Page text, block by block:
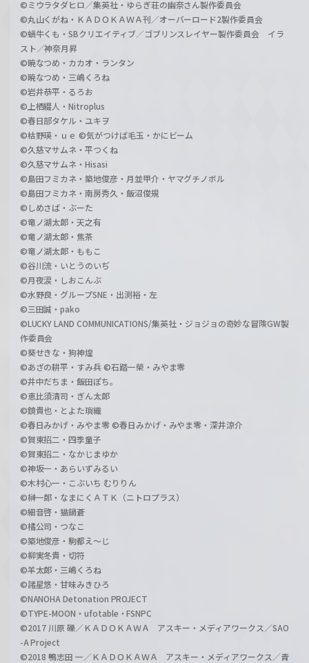
©ミウラタダヒロ／集英社・ゆらぎ荘の幽奈さん製作委員会
©丸山くがね・ＫＡＤＯＫＡＷＡ刊／オーバーロード2製作委員会
©蝸牛くも・SBクリエイティブ／ゴブリンスレイヤー製作委員会 イラ
スト／神奈月昇
©暁なつめ・カカオ・ランタン
©暁なつめ・三嶋くろね
©岩井恭平・るろお
©上栖綴人・Nitroplus
©春日部タケル・ユキヲ
©枯野瑛・ｕｅ ©気がつけば毛玉・かにビーム
©久慈マサムネ・平つくね
©久慈マサムネ・Hisasi
©島田フミカネ・築地俊彦・月並甲介・ヤマグチノボル
©島田フミカネ・南房秀久・飯沼俊規
©しめさば・ぶーた
©竜ノ湖太郎・天之有
©竜ノ湖太郎・焦茶
©竜ノ湖太郎・ももこ
©谷川流・いとうのいぢ
©月夜涙・しおこんぶ
©水野良・グループSNE・出渕裕・左
©三田誠・pako
©LUCKY LAND COMMUNICATIONS/集英社・ジョジョの奇妙な冒険GW製
作委員会
©葵せきな・狗神煌
©あざの耕平・すみ兵 ©石踏一榮・みやま零
©井中だちま・飯田ぽち。
©恵比須清司・ぎん太郎
©鏡貴也・とよた瑣織
©春日みかげ・みやま零 ©春日みかげ・みやま零・深井涼介
©賀東招二・四季童子
©賀東招二・なかじまゆか
©神坂一・あらいずみるい
©木村心一・こぶいち むりりん
©榊一郎・なまにくＡＴＫ（ニトロプラス）
©細音啓・猫鍋蒼
©橘公司・つなこ
©築地俊彦・駒都え～じ
©柳実冬貴・切符
©羊太郎・三嶋くろね
©諸星悠・甘味みきひろ
©NANOHA Detonation PROJECT
©TYPE-MOON・ufotable・FSNPC
©2017 川原 礫／ＫＡＤＯＫＡＷＡ アスキー・メディアワークス／SAO
-A Project
©2018 鴨志田 一／ＫＡＤＯＫＡＷＡ アスキー・メディアワークス／青